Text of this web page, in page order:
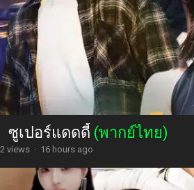
ซูเปอร์แดดดี้ (พากย์ไทย)
2 views · 16 hours ago